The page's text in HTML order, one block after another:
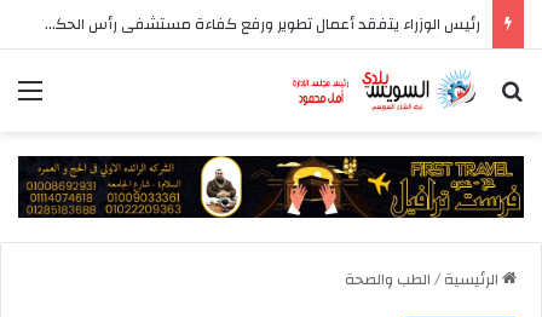
رئيس الوزراء يتفقد أعمال تطوير ورفع كفاءة مستشفى رأس الحكمة المركزي
بحث عن
الرئيسية/الطب والصحة